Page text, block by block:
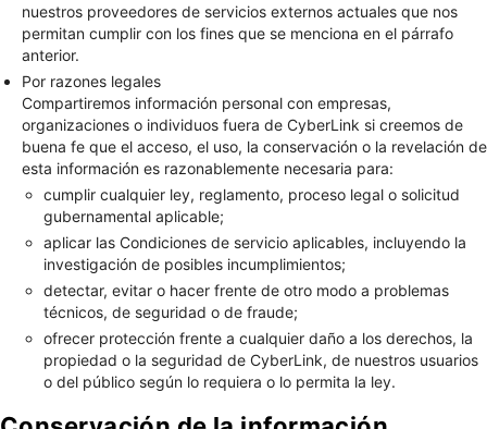
nuestros proveedores de servicios externos actuales que nos
permitan cumplir con los fines que se menciona en el párrafo
anterior.
Por razones legales
Compartiremos información personal con empresas,
organizaciones o individuos fuera de CyberLink si creemos de
buena fe que el acceso, el uso, la conservación o la revelación de
esta información es razonablemente necesaria para:
cumplir cualquier ley, reglamento, proceso legal o solicitud
gubernamental aplicable;
aplicar las Condiciones de servicio aplicables, incluyendo la
investigación de posibles incumplimientos;
detectar, evitar o hacer frente de otro modo a problemas
técnicos, de seguridad o de fraude;
ofrecer protección frente a cualquier daño a los derechos, la
propiedad o la seguridad de CyberLink, de nuestros usuarios
o del público según lo requiera o lo permita la ley.